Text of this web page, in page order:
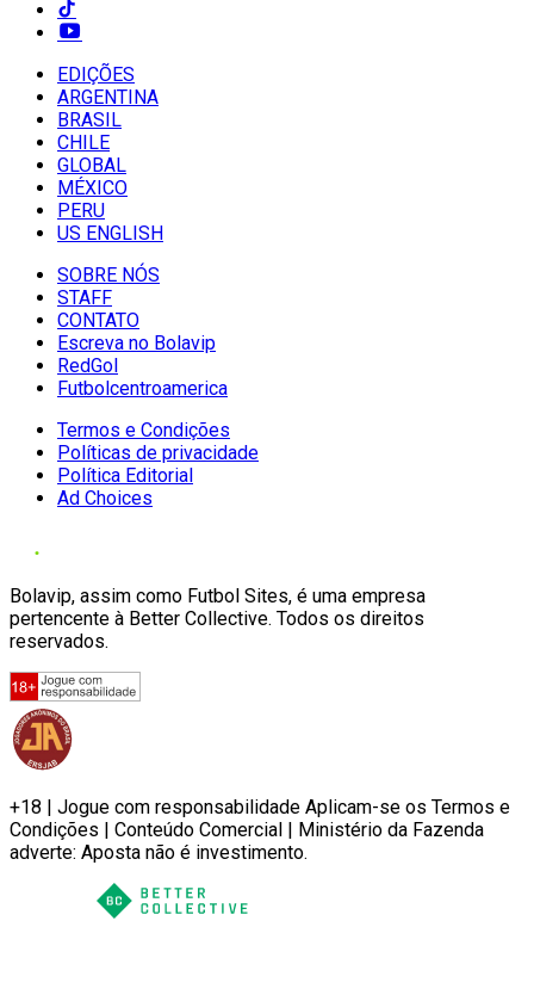
EDIÇÕES
ARGENTINA
BRASIL
CHILE
GLOBAL
MÉXICO
PERU
US ENGLISH
SOBRE NÓS
STAFF
CONTATO
Escreva no Bolavip
RedGol
Futbolcentroamerica
Termos e Condições
Políticas de privacidade
Política Editorial
Ad Choices
Bolavip, assim como Futbol Sites, é uma empresa
pertencente à Better Collective. Todos os direitos
reservados.
+18 | Jogue com responsabilidade Aplicam-se os Termos e
Condições | Conteúdo Comercial | Ministério da Fazenda
adverte: Aposta não é investimento.